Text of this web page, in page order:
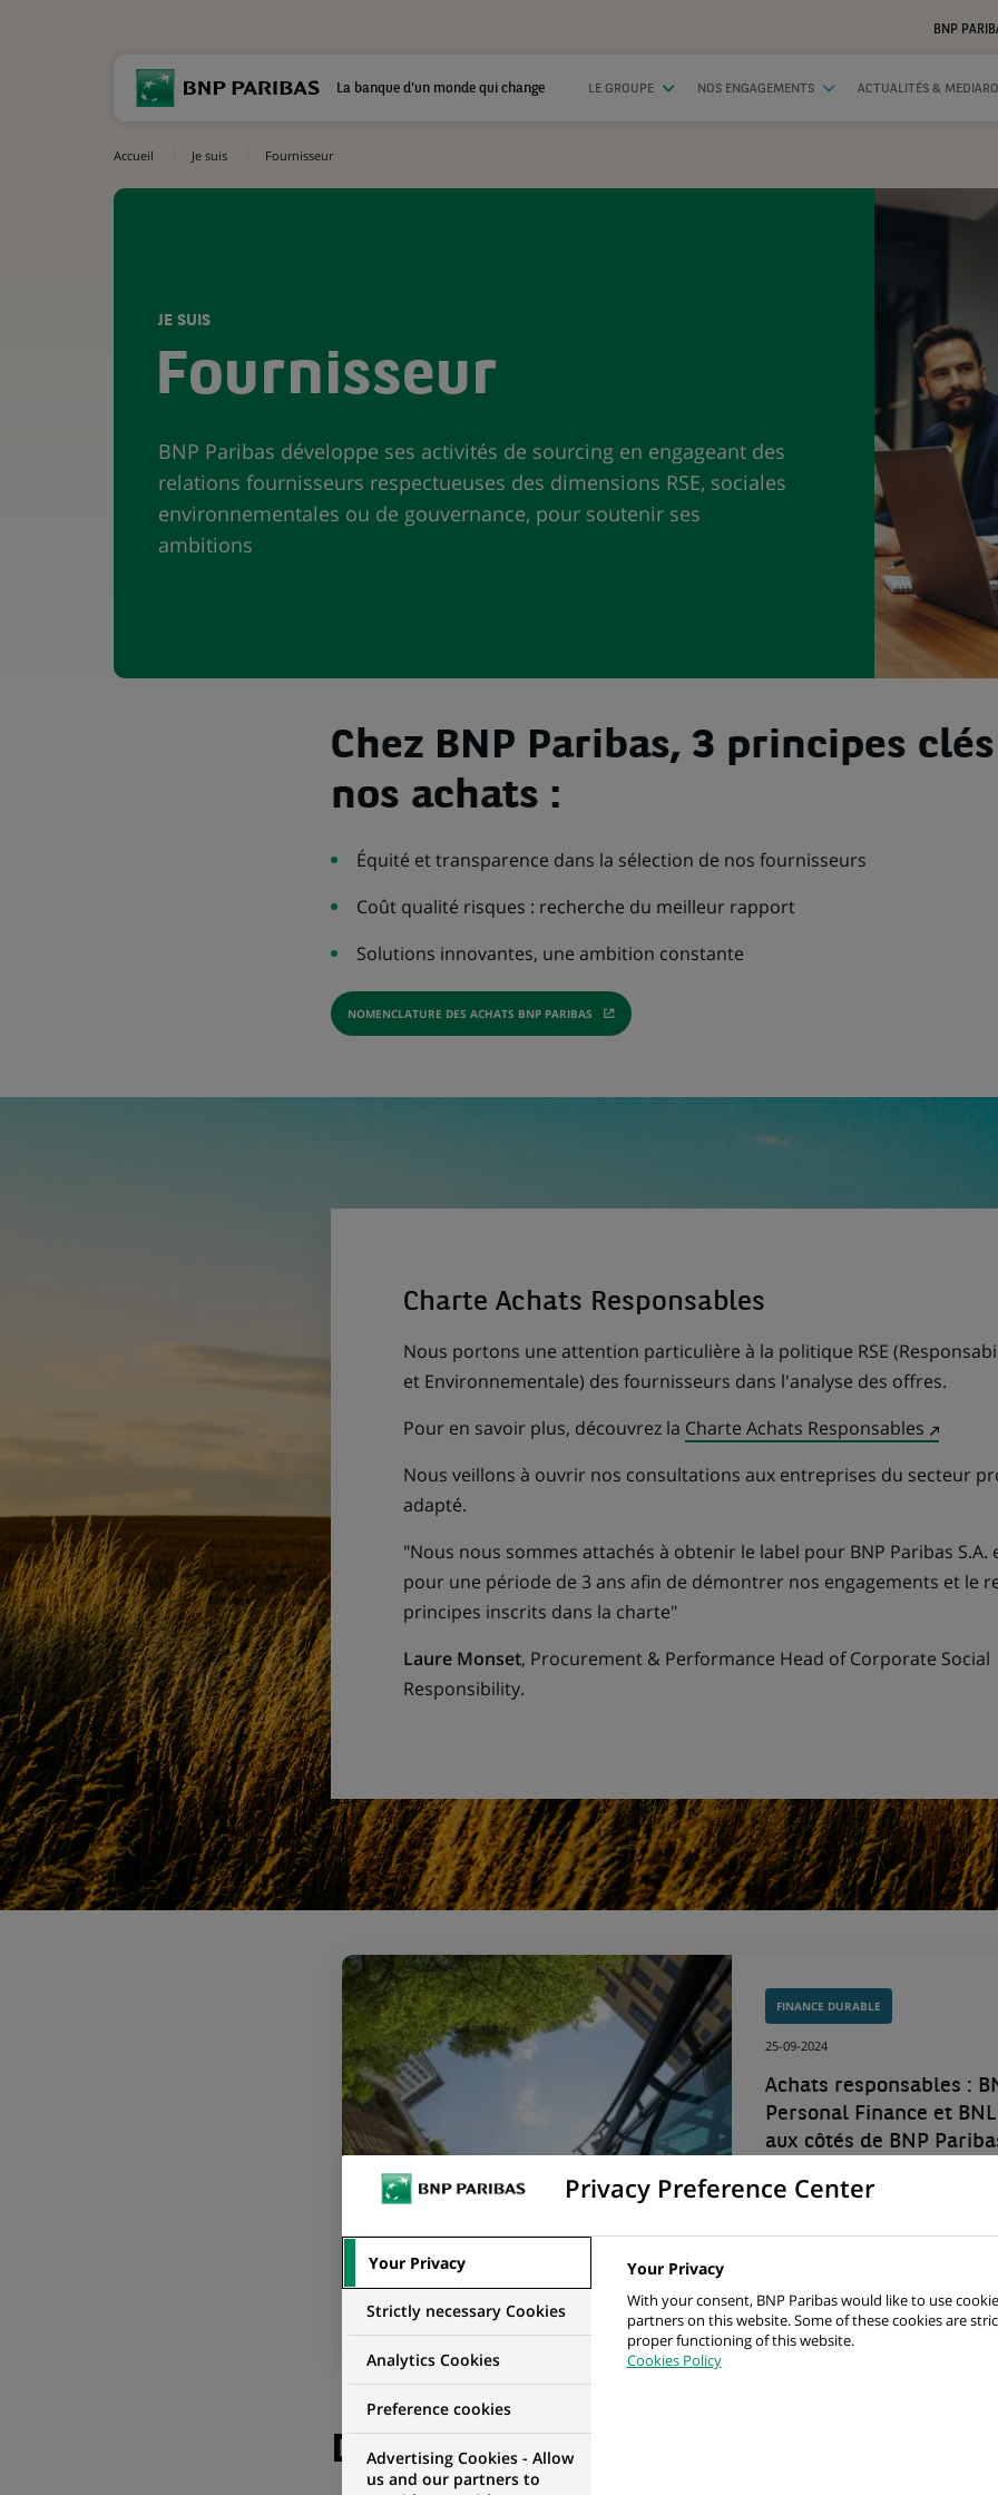
BNP
La banque d'un monde qui change LE GROUPE NOS ENGAGEMENTS ACTUALITÉS &
Accueil Je suis Fournisseur
JE SUIS
Fournisseur
BNP Paribas développe ses activités de sourcing en engageant des
relations fournisseurs respectueuses des dimensions RSE, sociales
environnementales ou de gouvernance, pour soutenir ses
ambitions
Chez BNP Paribas, 3 principes
nos achats :
Équité et transparence dans la sélection de nos fournisseurs
Coût qualité risques : recherche du meilleur rapport
Solutions innovantes, une ambition constante
NOMENCLATURE DES ACHATS BNP PARIBAS
(CE
ONGLET)
Charte Achats Responsables
Nous portons une attention particulière à la politique RSE
et Environnementale) des fournisseurs dans l'analyse des offres.
Pour en savoir plus, découvrez la Charte Achats Responsables (Ce
s'ouvre
un
nouvel
Nous veillons à ouvrir nos consultations aux entreprises du secteur
adapté.
"Nous nous sommes attachés à obtenir le label pour BNP Paribas S.A.
pour une période de 3 ans afin de démontrer nos engagements et le
principes inscrits dans la charte"
Laure Monset, Procurement & Performance Head of Corporate Social
Responsibility.
FINANCE DURABLE
25-09-2024
Achats responsables :
Personal Finance et
aux côtés de BNP
Le 9 juillet dernier, BNP
Devenir fournisseur
Privacy Preference Center
Your Privacy
Strictly necessary Cookies
Analytics Cookies
Preference cookies
Advertising Cookies - Allow
us and our partners to
Your Privacy
With your consent, BNP Paribas would like to use
partners on this website. Some of these cookies are
proper functioning of this website.
Cookies Policy